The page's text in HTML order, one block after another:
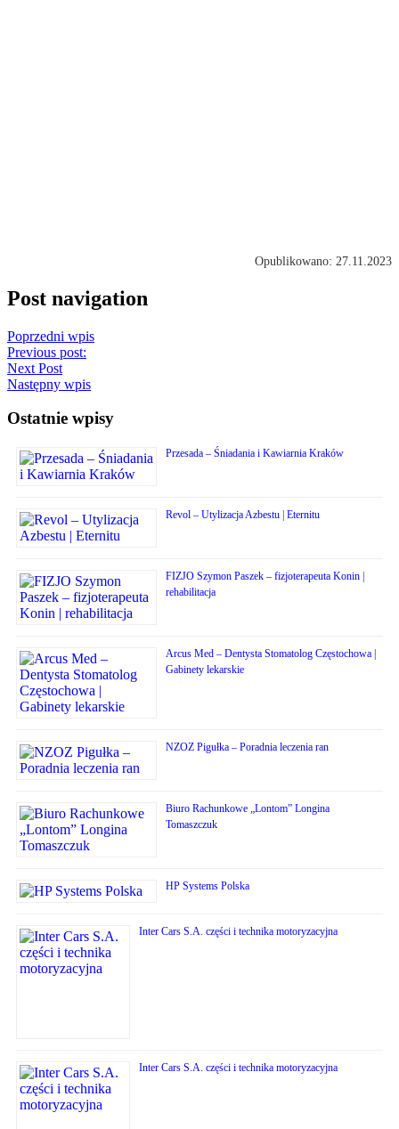
Opublikowano: 27.11.2023
Post navigation
Poprzedni wpis
Previous post:
Next Post
Następny wpis
Ostatnie wpisy
Przesada – Śniadania i Kawiarnia Kraków
Revol – Utylizacja Azbestu | Eternitu
FIZJO Szymon Paszek – fizjoterapeuta Konin |
rehabilitacja
Arcus Med – Dentysta Stomatolog Częstochowa |
Gabinety lekarskie
NZOZ Pigułka – Poradnia leczenia ran
Biuro Rachunkowe „Lontom” Longina
Tomaszczuk
HP Systems Polska
Inter Cars S.A. części i technika motoryzacyjna
Inter Cars S.A. części i technika motoryzacyjna